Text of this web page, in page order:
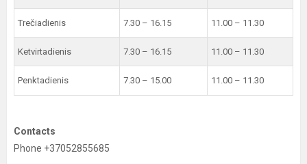
Trečiadienis 7.30 – 16.15 11.00 – 11.30
Ketvirtadienis 7.30 – 16.15 11.00 – 11.30
Penktadienis 7.30 – 15.00 11.00 – 11.30
Contacts
Phone +37052855685